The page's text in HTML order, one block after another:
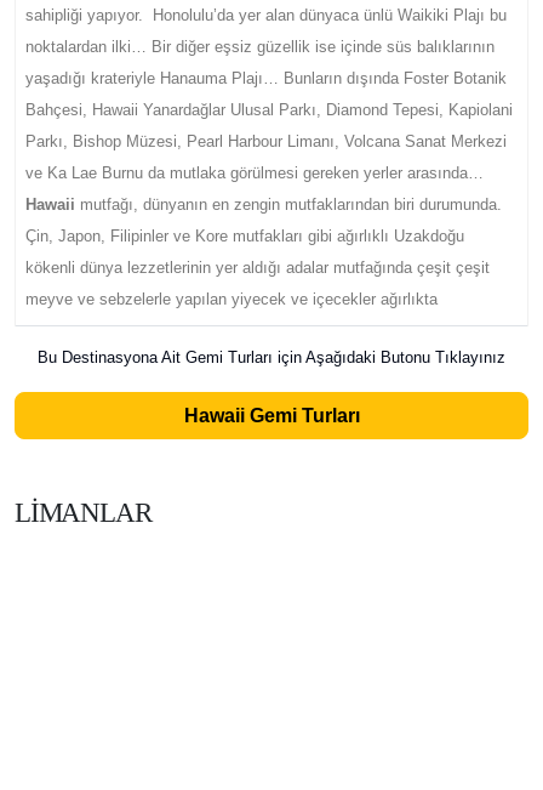
sahipliği yapıyor. Honolulu’da yer alan dünyaca ünlü Waikiki Plajı bu
noktalardan ilki… Bir diğer eşsiz güzellik ise içinde süs balıklarının
yaşadığı krateriyle Hanauma Plajı… Bunların dışında Foster Botanik
Bahçesi, Hawaii Yanardağlar Ulusal Parkı, Diamond Tepesi, Kapiolani
Parkı, Bishop Müzesi, Pearl Harbour Limanı, Volcana Sanat Merkezi
ve Ka Lae Burnu da mutlaka görülmesi gereken yerler arasında…
Hawaii mutfağı, dünyanın en zengin mutfaklarından biri durumunda.
Çin, Japon, Filipinler ve Kore mutfakları gibi ağırlıklı Uzakdoğu
kökenli dünya lezzetlerinin yer aldığı adalar mutfağında çeşit çeşit
meyve ve sebzelerle yapılan yiyecek ve içecekler ağırlıkta
Bu Destinasyona Ait Gemi Turları için Aşağıdaki Butonu Tıklayınız
Hawaii Gemi Turları
LİMANLAR